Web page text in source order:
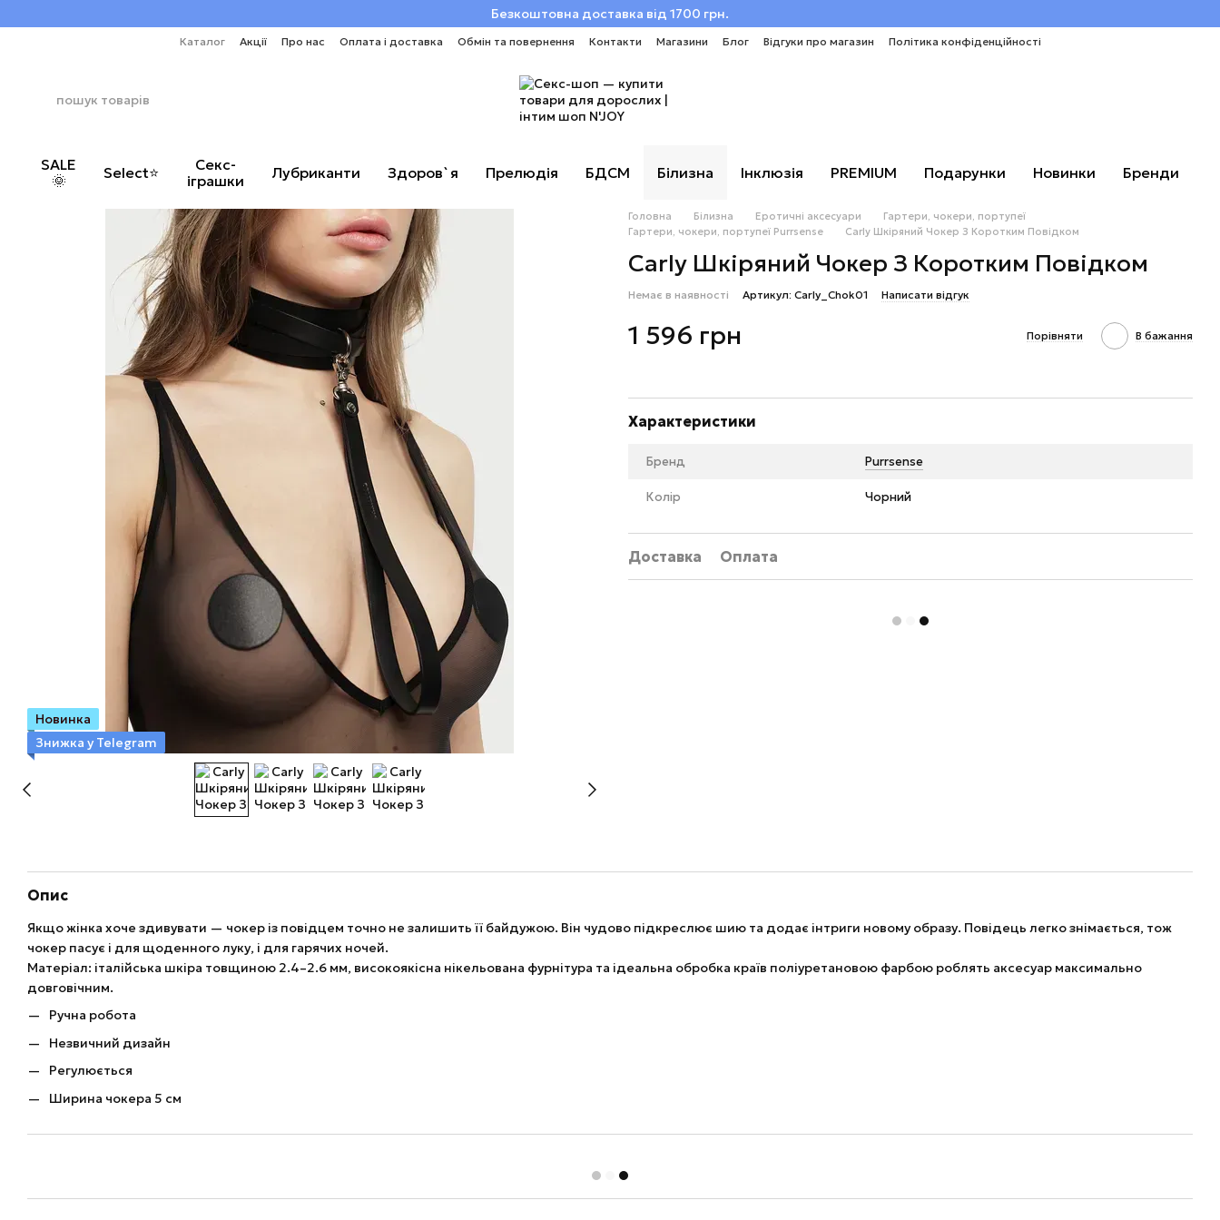
Безкоштовна доставка від 1700 грн.
Каталог Акції Про нас Оплата і доставка Обмін та повернення Контакти Магазини Блог Відгуки про магазин Політика конфіденційності
SALE
🌞
Select⭐
Секс-
іграшки
Лубриканти Здоров`я Прелюдія БДСМ Білизна Інклюзія PREMIUM Подарунки Новинки Бренди
Новинка
Знижка у Telegram
Головна Білизна Еротичні аксесуари
Гартери, чокери, портупеї
Гартери, чокери, портупеї Purrsense
Carly Шкіряний Чокер З Коротким Повідком
Carly Шкіряний Чокер З Коротким Повідком
Немає в наявності Артикул: Carly_Chok01 Написати відгук
1 596 грн Порівняти В бажання
Характеристики
Бренд Purrsense
Колір Чорний
Доставка Оплата
Опис
Якщо жінка хоче здивувати — чокер із повідцем точно не залишить її байдужою. Він чудово підкреслює шию та додає інтриги новому образу. Повідець легко знімається, тож
чокер пасує і для щоденного луку, і для гарячих ночей.
Матеріал: італійська шкіра товщиною 2.4–2.6 мм, високоякісна нікельована фурнітура та ідеальна обробка країв поліуретановою фарбою роблять аксесуар максимально
довговічним.
Ручна робота
Незвичний дизайн
Регулюється
Ширина чокера 5 см